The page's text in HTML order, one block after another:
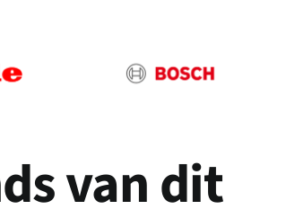
vandit